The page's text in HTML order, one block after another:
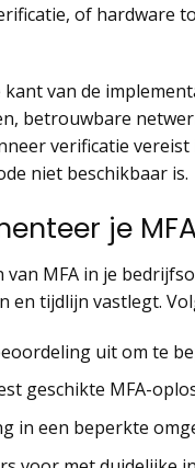
of hardware
kant van de
betrouwbare
verificatie
niet beschikbaar is.
je
MFA in je
en tijdlijn vastlegt.
uit om te
geschikte MFA-
in een beperkte